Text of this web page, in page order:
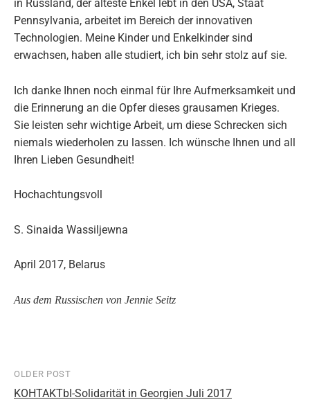
in Russland, der älteste Enkel lebt in den USA, Staat
Pennsylvania, arbeitet im Bereich der innovativen
Technologien. Meine Kinder und Enkelkinder sind
erwachsen, haben alle studiert, ich bin sehr stolz auf sie.
Ich danke Ihnen noch einmal für Ihre Aufmerksamkeit und
die Erinnerung an die Opfer dieses grausamen Krieges.
Sie leisten sehr wichtige Arbeit, um diese Schrecken sich
niemals wiederholen zu lassen. Ich wünsche Ihnen und all
Ihren Lieben Gesundheit!
Hochachtungsvoll
S. Sinaida Wassiljewna
April 2017, Belarus
Aus dem Russischen von Jennie Seitz
Post
navigation
OLDER POST
KOHTAKTbI-Solidarität in Georgien Juli 2017